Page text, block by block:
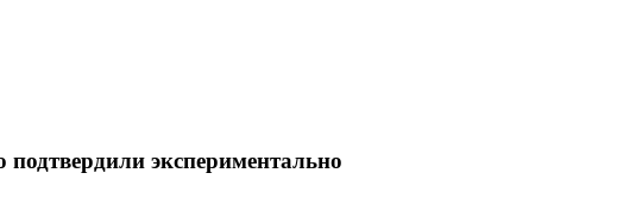
экспериментально